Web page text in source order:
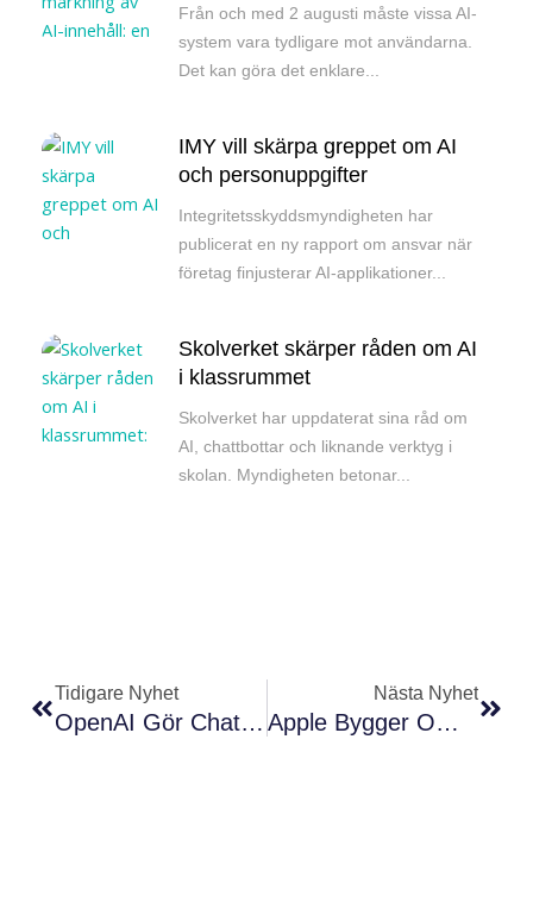
Från och med 2 augusti måste vissa AI-
system vara tydligare mot användarna.
Det kan göra det enklare...
IMY vill skärpa greppet om AI
och personuppgifter
Integritetsskyddsmyndigheten har
publicerat en ny rapport om ansvar när
företag finjusterar AI-applikationer...
Skolverket skärper råden om AI
i klassrummet
Skolverket har uppdaterat sina råd om
AI, chattbottar och liknande verktyg i
skolan. Myndigheten betonar...
Tidigare Nyhet
OpenAI Gör ChatGPT Bättre På Att Minnas Det Du Sagt
Nästa Nyhet
Apple Bygger Om Siri Med AI Som Kan Se Skärmen Och Förstå Sammanhang